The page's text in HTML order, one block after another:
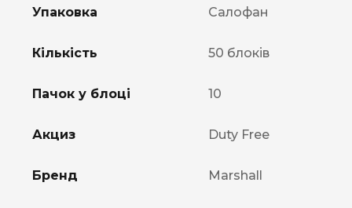
Упаковка Салофан
Кількість 50 блоків
Пачок у блоці 10
Акциз Duty Free
Бренд Marshall